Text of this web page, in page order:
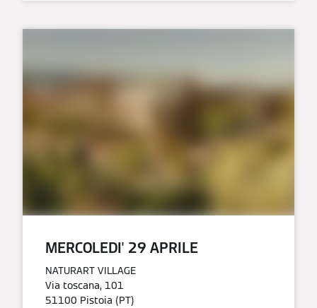
MERCOLEDI' 29 APRILE​
NATURART VILLAGE
Via toscana, 101
51100 Pistoia (PT)